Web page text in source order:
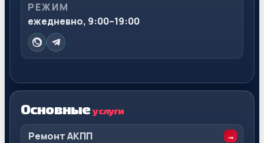
РЕЖИМ
ежедневно, 9:00–19:00
Основныеуслуги
Ремонт АКПП